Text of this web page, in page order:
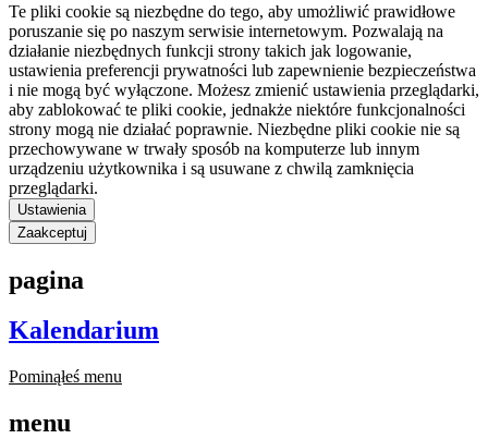
Te pliki cookie są niezbędne do tego, aby umożliwić prawidłowe
poruszanie się po naszym serwisie internetowym. Pozwalają na
działanie niezbędnych funkcji strony takich jak logowanie,
ustawienia preferencji prywatności lub zapewnienie bezpieczeństwa
i nie mogą być wyłączone. Możesz zmienić ustawienia przeglądarki,
aby zablokować te pliki cookie, jednakże niektóre funkcjonalności
strony mogą nie działać poprawnie. Niezbędne pliki cookie nie są
przechowywane w trwały sposób na komputerze lub innym
urządzeniu użytkownika i są usuwane z chwilą zamknięcia
przeglądarki.
Ustawienia
Zaakceptuj
pagina
Kalendarium
Pominąłeś menu
menu